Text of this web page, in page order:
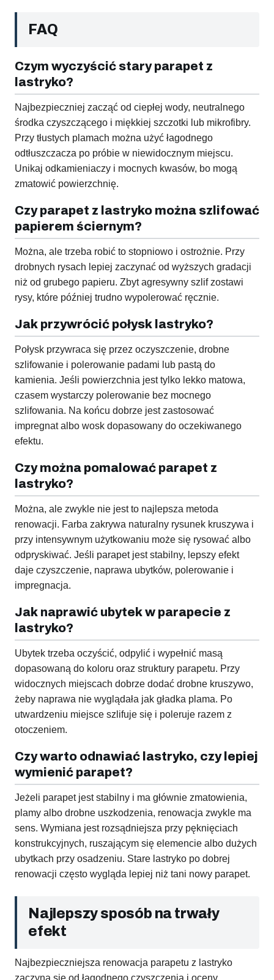
FAQ
Czym wyczyścić stary parapet z
lastryko?
Najbezpieczniej zacząć od ciepłej wody, neutralnego
środka czyszczącego i miękkiej szczotki lub mikrofibry.
Przy tłustych plamach można użyć łagodnego
odtłuszczacza po próbie w niewidocznym miejscu.
Unikaj odkamieniaczy i mocnych kwasów, bo mogą
zmatowić powierzchnię.
Czy parapet z lastryko można szlifować
papierem ściernym?
Można, ale trzeba robić to stopniowo i ostrożnie. Przy
drobnych rysach lepiej zaczynać od wyższych gradacji
niż od grubego papieru. Zbyt agresywny szlif zostawi
rysy, które później trudno wypolerować ręcznie.
Jak przywrócić połysk lastryko?
Połysk przywraca się przez oczyszczenie, drobne
szlifowanie i polerowanie padami lub pastą do
kamienia. Jeśli powierzchnia jest tylko lekko matowa,
czasem wystarczy polerowanie bez mocnego
szlifowania. Na końcu dobrze jest zastosować
impregnat albo wosk dopasowany do oczekiwanego
efektu.
Czy można pomalować parapet z
lastryko?
Można, ale zwykle nie jest to najlepsza metoda
renowacji. Farba zakrywa naturalny rysunek kruszywa i
przy intensywnym użytkowaniu może się rysować albo
odpryskiwać. Jeśli parapet jest stabilny, lepszy efekt
daje czyszczenie, naprawa ubytków, polerowanie i
impregnacja.
Jak naprawić ubytek w parapecie z
lastryko?
Ubytek trzeba oczyścić, odpylić i wypełnić masą
dopasowaną do koloru oraz struktury parapetu. Przy
widocznych miejscach dobrze dodać drobne kruszywo,
żeby naprawa nie wyglądała jak gładka plama. Po
utwardzeniu miejsce szlifuje się i poleruje razem z
otoczeniem.
Czy warto odnawiać lastryko, czy lepiej
wymienić parapet?
Jeżeli parapet jest stabilny i ma głównie zmatowienia,
plamy albo drobne uszkodzenia, renowacja zwykle ma
sens. Wymiana jest rozsądniejsza przy pęknięciach
konstrukcyjnych, ruszającym się elemencie albo dużych
ubytkach przy osadzeniu. Stare lastryko po dobrej
renowacji często wygląda lepiej niż tani nowy parapet.
Najlepszy sposób na trwały
efekt
Najbezpieczniejsza renowacja parapetu z lastryko